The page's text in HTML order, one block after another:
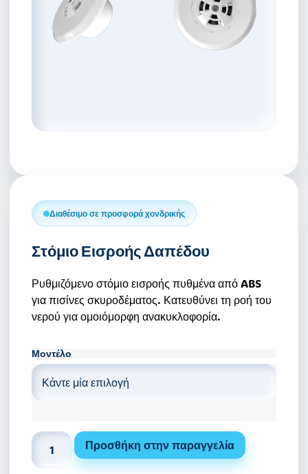
Κατάλογος Πισίνας
Επικοινωνία
Καριέρα
📞 +30 2310 810 000
📞 +40 753 380 848
Διαθέσιμο σε προσφορά χονδρικής
Στόμιο Εισροής Δαπέδου
Ρυθμιζόμενο στόμιο εισροής πυθμένα από ABS
για πισίνες σκυροδέματος. Κατευθύνει τη ροή του
νερού για ομοιόμορφη ανακυκλοφορία.
Μοντέλο
Προσθήκη στην παραγγελία